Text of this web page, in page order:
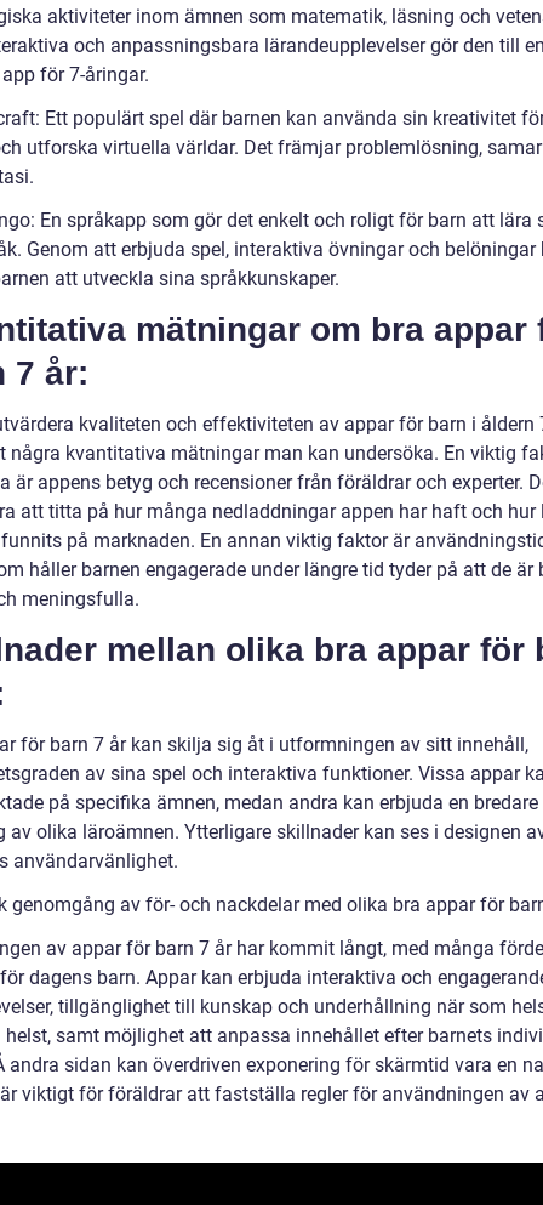
aktiviteter inom ämnen som matematik, läsning och
och anpassningsbara lärandeupplevelser gör den till
för 7-åringar.
Ett populärt spel där barnen kan använda sin kreativitet
utforska virtuella världar. Det främjar problemlösning,
En språkapp som gör det enkelt och roligt för barn att lära
Genom att erbjuda spel, interaktiva övningar och belöningar
att utveckla sina språkkunskaper.
mätningar om bra appar
7 år:
kvaliteten och effektiviteten av appar för barn i åldern
några kvantitativa mätningar man kan undersöka. En viktig
är appens betyg och recensioner från föräldrar och experter.
att titta på hur många nedladdningar appen har haft och hur
på marknaden. En annan viktig faktor är
håller barnen engagerade under längre tid tyder på att de är
meningsfulla.
mellan olika bra appar för
för barn 7 år kan skilja sig åt i utformningen av sitt innehåll,
av sina spel och interaktiva funktioner. Vissa appar
på specifika ämnen, medan andra kan erbjuda en bredare
av olika läroämnen. Ytterligare skillnader kan ses i designen
användarvänlighet.
genomgång av för- och nackdelar med olika bra appar för
av appar för barn 7 år har kommit långt, med många
dagens barn. Appar kan erbjuda interaktiva och
tillgänglighet till kunskap och underhållning när som
helst, samt möjlighet att anpassa innehållet efter barnets
andra sidan kan överdriven exponering för skärmtid vara en
viktigt för föräldrar att fastställa regler för användningen av